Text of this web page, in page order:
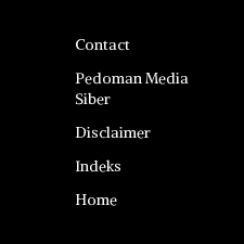
Contact
Pedoman Media
Siber
Disclaimer
Indeks
Home